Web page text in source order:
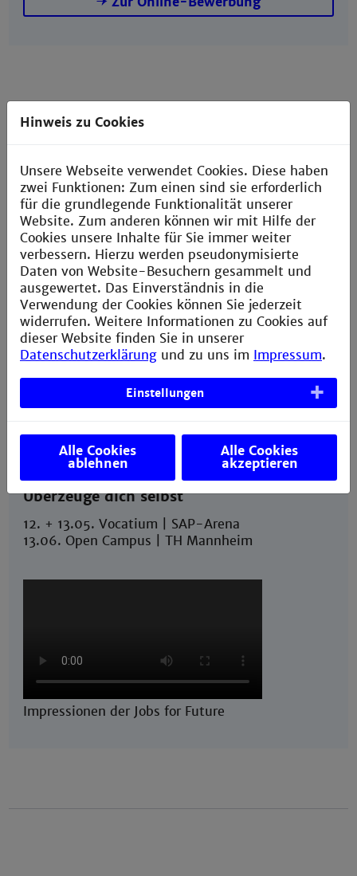
Bei uns bekommst du einen echten, hautnahen
Einblick in unsere Studiengänge und den
Hochschulalltag! Unser Schnupperstudium richtet
sich an Schülerinnen und Schüler der Oberstufe
und Studieninteressierte. Wende dich bitte an
die Studiengangleiter und vereinbare einen
Termin.
Studiengangleiter
Überzeuge dich selbst
12. + 13.05. Vocatium | SAP-Arena
13.06. Open Campus | TH Mannheim
Impressionen der Jobs for Future
Hinweis zu Cookies
Unsere Webseite verwendet Cookies. Diese haben
zwei Funktionen: Zum einen sind sie erforderlich
für die grundlegende Funktionalität unserer
Website. Zum anderen können wir mit Hilfe der
Cookies unsere Inhalte für Sie immer weiter
verbessern. Hierzu werden pseudonymisierte
Daten von Website-Besuchern gesammelt und
ausgewertet. Das Einverständnis in die
Verwendung der Cookies können Sie jederzeit
widerrufen. Weitere Informationen zu Cookies auf
dieser Website finden Sie in unserer
Datenschutzerklärung und zu uns im Impressum.
Einstellungen
Alle Cookies
ablehnen
Alle Cookies
akzeptieren